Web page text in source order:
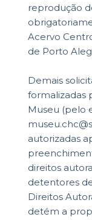
reprodução
Acervo
de Porto
Demais
formalizadas
Museu (pelo
autorizadas
direitos
detentores
Direitos
detém a